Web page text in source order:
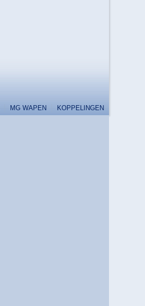
MG WAPEN KOPPELINGEN